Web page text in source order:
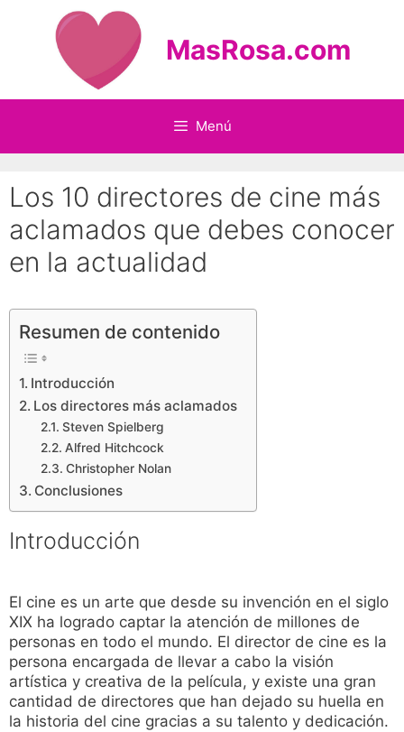
contenido
MasRosa.com
Menú
Los 10 directores de cine más
aclamados que debes conocer
en la actualidad
Resumen de contenido
Introducción
Los directores más aclamados
Steven Spielberg
Alfred Hitchcock
Christopher Nolan
Conclusiones
Introducción
El cine es un arte que desde su invención en el siglo
XIX ha logrado captar la atención de millones de
personas en todo el mundo. El director de cine es la
persona encargada de llevar a cabo la visión
artística y creativa de la película, y existe una gran
cantidad de directores que han dejado su huella en
la historia del cine gracias a su talento y dedicación.